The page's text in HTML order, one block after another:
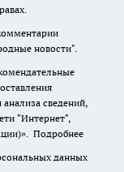
новости".
сведений,
"Интернет",
Подробнее
данных